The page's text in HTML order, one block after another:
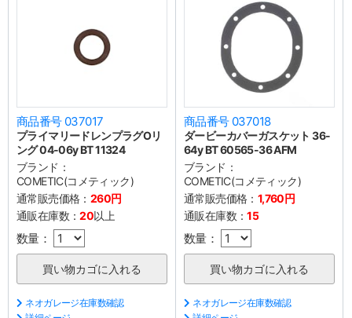
商品番号 037017
プライマリードレンプラグOリ
ング 04-06y BT 11324
ブランド：
COMETIC(コメティック)
通常販売価格： 260円
通販在庫数：20以上
数量：
ネオガレージ在庫数確認
商品番号 037018
ダービーカバーガスケット 36-
64y BT 60565-36 AFM
ブランド：
COMETIC(コメティック)
通常販売価格： 1,760円
通販在庫数：15
数量：
ネオガレージ在庫数確認